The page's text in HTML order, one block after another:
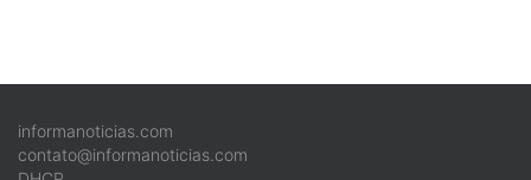
informanoticias.com
contato@informanoticias.com